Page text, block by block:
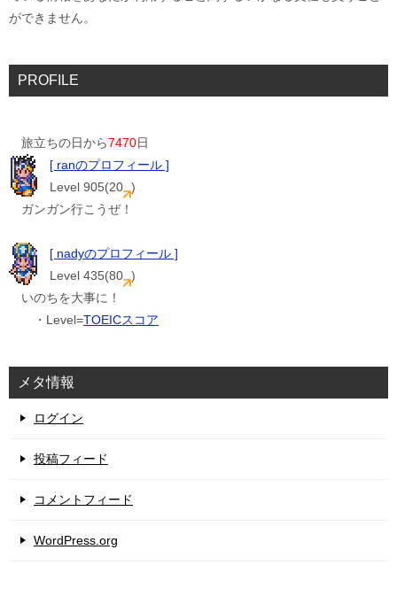
ができません。
PROFILE
旅立ちの日から7470日
[ ranのプロフィール ]
Level 905(20 )
ガンガン行こうぜ！
[ nadyのプロフィール ]
Level 435(80 )
いのちを大事に！
・Level=TOEICスコア
メタ情報
ログイン
投稿フィード
コメントフィード
WordPress.org